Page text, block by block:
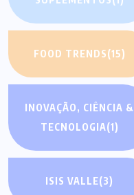
FOOD TRENDS(15)
INOVAÇÃO, CIÊNCIA &
TECNOLOGIA(1)
ISIS VALLE(3)